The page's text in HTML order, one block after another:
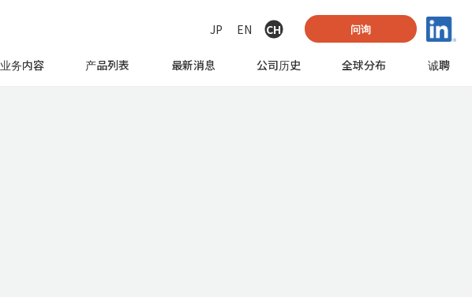
JP EN CH 问询
业务内容 产品列表 最新消息 公司历史 全球分布 诚聘